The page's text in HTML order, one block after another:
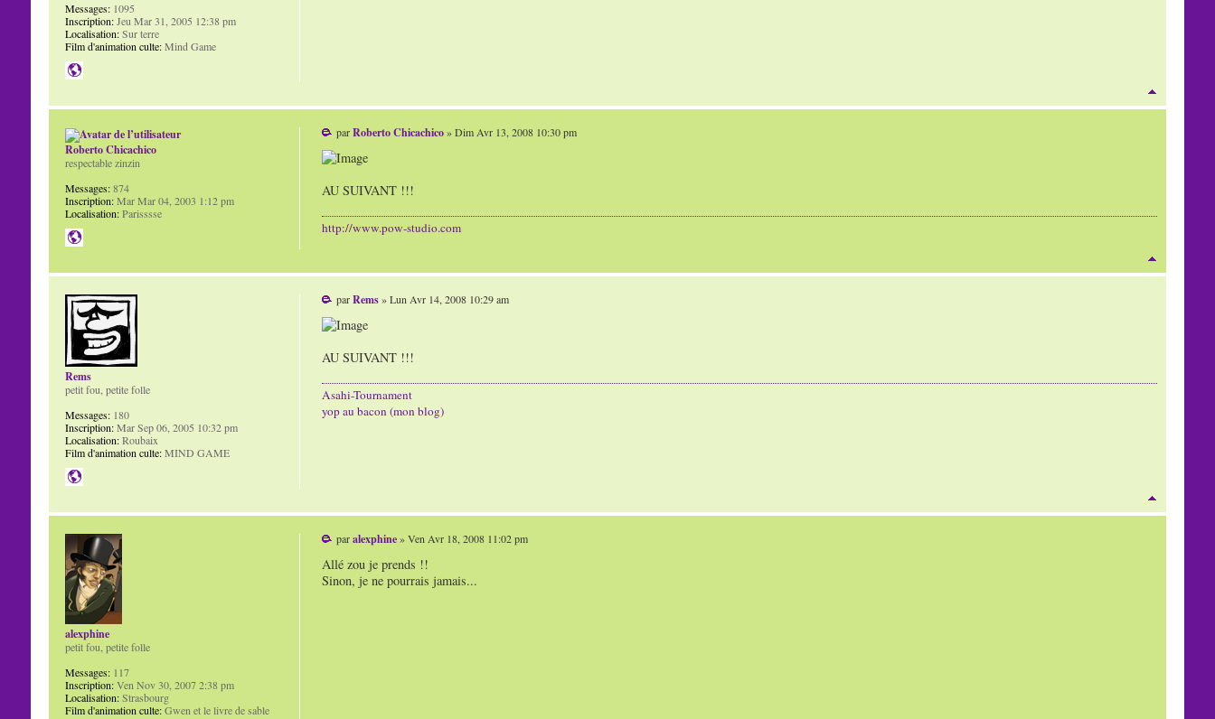
Messages:1095
Inscription:Jeu Mar 31, 2005 12:38 pm
Localisation:Sur terre
Film d'animation culte:Mind Game
parRoberto Chicachico» Dim Avr 13, 2008 10:30 pm
AU SUIVANT !!!
http://www.pow-studio.com
Roberto Chicachico
respectable zinzin
Messages:874
Inscription:Mar Mar 04, 2003 1:12 pm
Localisation:Parisssse
parRems» Lun Avr 14, 2008 10:29 am
AU SUIVANT !!!
Asahi-Tournament
yop au bacon (mon blog)
Rems
petit fou, petite folle
Messages:180
Inscription:Mar Sep 06, 2005 10:32 pm
Localisation:Roubaix
Film d'animation culte:MIND GAME
paralexphine» Ven Avr 18, 2008 11:02 pm
Allé zou je prends !!
Sinon, je ne pourrais jamais...
alexphine
petit fou, petite folle
Messages:117
Inscription:Ven Nov 30, 2007 2:38 pm
Localisation:Strasbourg
Film d'animation culte:Gwen et le livre de sable